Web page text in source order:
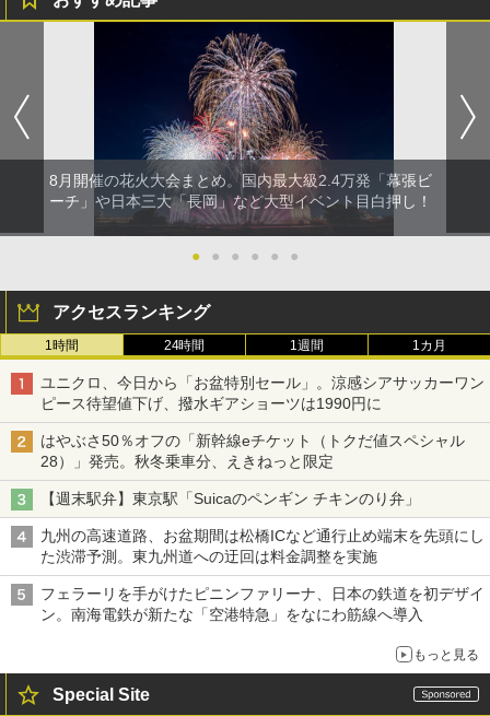
ァキア 2026～2027 地球の歩き方A ヨーロッ
￥2,277
ュ(BC仕様) PATC-150B(EB)
￥9,990
[キャンパーズコレクション 山善] 傘みたいに
広げるだけ パッとサッとテント キューブワ
イド ブラックコーティング フルクローズ メ
ッシュ 4人用 簡単設置 ポップアップテント P
ATCW-150B エクルベージュ
￥-
送
￥3,680
着替えテント トイレテント 透けない【換気
通気窓付き】収納袋付き UVカット 防水 防災
コンパクト iimono117 (ブルー)
￥3,080
8月開催の花火大会まとめ。国内最大級2.4万発「幕張ビ
ーチ」や日本三大「長岡」など大型イベント目白押し！
● ● ● ● ● ●
アクセスランキング
1時間 24時間 1週間 1カ月
ユニクロ、今日から「お盆特別セール」。涼感シアサッカーワン
ピース待望値下げ、撥水ギアショーツは1990円に
はやぶさ50％オフの「新幹線eチケット（トクだ値スペシャル
28）」発売。秋冬乗車分、えきねっと限定
【週末駅弁】東京駅「Suicaのペンギン チキンのり弁」
九州の高速道路、お盆期間は松橋ICなど通行止め端末を先頭にし
た渋滞予測。東九州道への迂回は料金調整を実施
フェラーリを手がけたピニンファリーナ、日本の鉄道を初デザイ
ン。南海電鉄が新たな「空港特急」をなにわ筋線へ導入
もっと見る
Special Site